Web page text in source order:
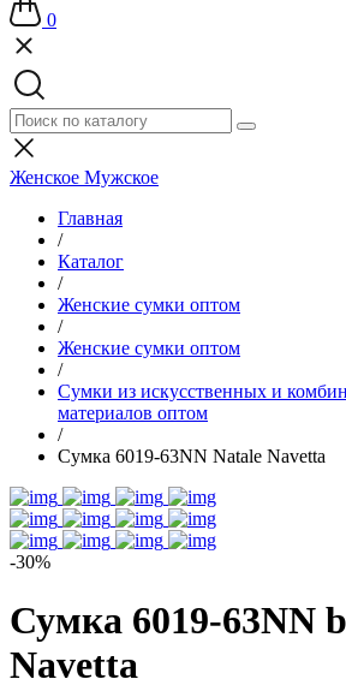
0
Женское Мужское
Главная
/
Каталог
/
Женские сумки оптом
/
Женские сумки оптом
/
Cумки из искусственных и
материалов оптом
/
Сумка 6019-63NN Natale Navetta
-30%
Сумка 6019-63NN
Navetta